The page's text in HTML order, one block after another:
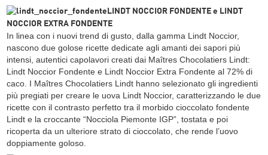
LINDT NOCCIOR FONDENTE e LINDT
NOCCIOR EXTRA FONDENTE
In linea con i nuovi trend di gusto, dalla gamma Lindt Noccior,
nascono due golose ricette dedicate agli amanti dei sapori più
intensi, autentici capolavori creati dai Maîtres Chocolatiers Lindt:
Lindt Noccior Fondente e Lindt Noccior Extra Fondente al 72% di
caco. I Maîtres Chocolatiers Lindt hanno selezionato gli ingredienti
più pregiati per creare le uova Lindt Noccior, caratterizzando le due
ricette con il contrasto perfetto tra il morbido cioccolato fondente
Lindt e la croccante “Nocciola Piemonte IGP”, tostata e poi
ricoperta da un ulteriore strato di cioccolato, che rende l’uovo
doppiamente goloso.